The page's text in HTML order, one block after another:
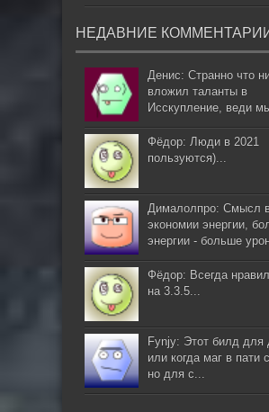
НЕДАВНИЕ
Денис: Странно что
вложил таланты в
Исскупление, веди мы
Фёдор: Люди в 2021
пользуются)...
Дималолпро: Смысл
экономии энергии,
энергии - больше
Фёдор: Всегда
на 3.3.5...
Fynjy: Этот билд для
или когда маг в пати
но для с...